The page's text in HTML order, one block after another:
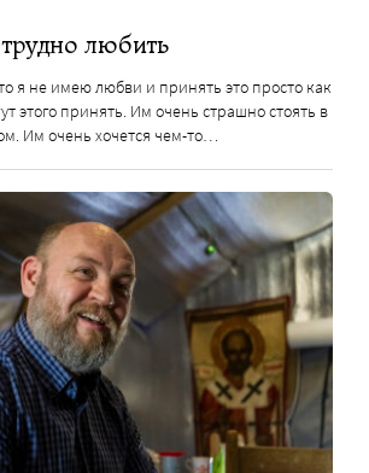
любить
я не имею любви и принять это просто как
этого принять. Им очень страшно стоять в
Им очень хочется чем-то…